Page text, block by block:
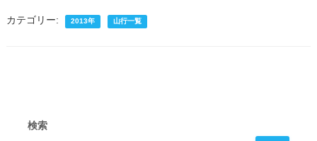
カテゴリー: 2013年 山行一覧
検索